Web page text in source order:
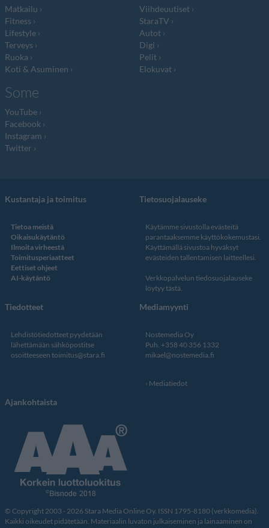
Matkailu
Fitness
Lifestyle
Terveys
Ruoka
Koti & Asuminen
Viihdeuutiset
StaraTV
Autot
Digi
Pelit
Elokuvat
Some
YouTube
Facebook
Instagram
Twitter
Kustantaja ja toimitus
Tietoa meistä
Oikaisukäytäntö
Ilmoita virheestä
Toimitusperiaatteet
Eettiset ohjeet
AI-käytäntö
Tietosuojalauseke
Käytämme sivustolla evästeitä
parantaaksemme käyttökokemustasi.
Käyttämällä sivustoa hyväksyt
evästeiden tallentamisen laitteellesi.
Verkkopalvelun tiedosuojalauseke
löytyy tästä.
Tiedotteet
Lehdistötiedotteet pyydetään
lähettämään sähköpostitse
osoitteeseen toimitus@stara.fi
Mediamyynti
Nostemedia Oy
Puh. +358 40 356 1332
mikael@nostemedia.fi
Mediatiedot
Ajankohtaista
© Copyright 2003 - 2026 Stara Media Online Oy. ISSN 1795-8180 (verkkomedia).
Kaikki oikeudet pidätetään. Materiaalin luvaton julkaiseminen ja lainaaminen on